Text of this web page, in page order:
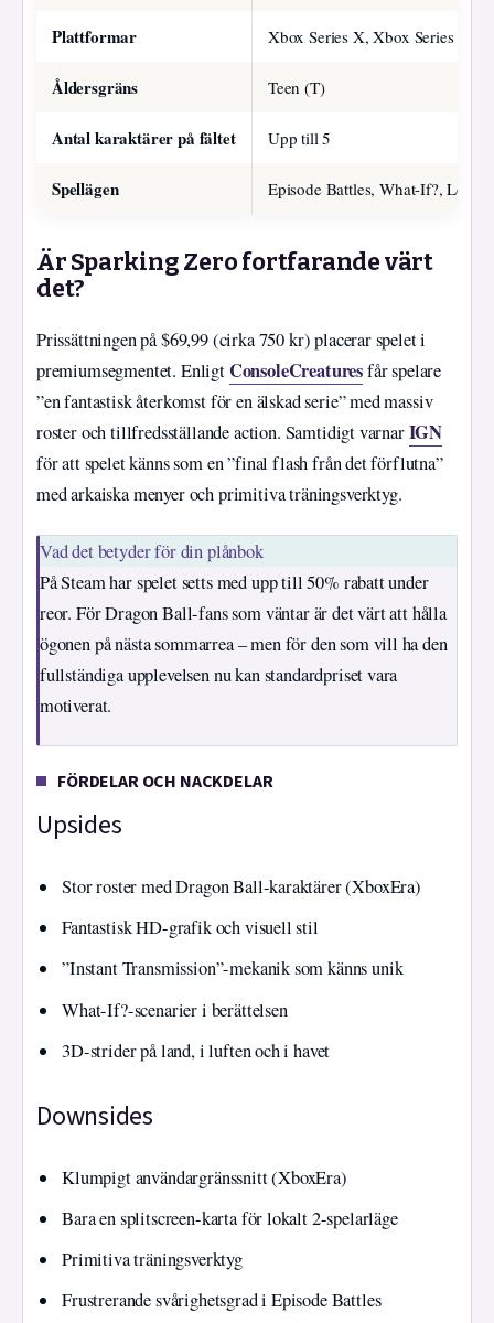
Plattformar Xbox Series X, Xbox Series S,
Åldersgräns Teen (T)
Antal karaktärer på fältet Upp till 5
Spellägen Episode Battles, What-If?,
Är Sparking Zero fortfarande värt
det?
Prissättningen på $69,99 (cirka 750 kr) placerar spelet i
premiumsegmentet. EnligtConsoleCreaturesfår spelare
”en fantastisk återkomst för en älskad serie” med massiv
roster och tillfredsställande action. Samtidigt varnarIGN
för att spelet känns som en ”final flash från det förflutna”
med arkaiska menyer och primitiva träningsverktyg.
Vad det betyder för din plånbok
På Steam har spelet setts med upp till 50% rabatt under
reor. För Dragon Ball-fans som väntar är det värt att hålla
ögonen på nästa sommarrea – men för den som vill ha den
fullständiga upplevelsen nu kan standardpriset vara
motiverat.
FÖRDELAR OCH NACKDELAR
Upsides
Stor roster med Dragon Ball-karaktärer (XboxEra)
Fantastisk HD-grafik och visuell stil
”Instant Transmission”-mekanik som känns unik
What-If?-scenarier i berättelsen
3D-strider på land, i luften och i havet
Downsides
Klumpigt användargränssnitt (XboxEra)
Bara en splitscreen-karta för lokalt 2-spelarläge
Primitiva träningsverktyg
Frustrerande svårighetsgrad i Episode Battles